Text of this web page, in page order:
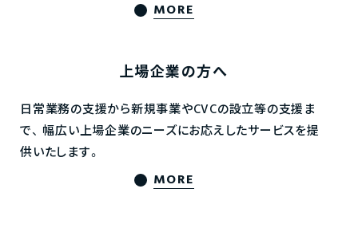
MORE
上場企業の方へ
日常業務の支援から新規事業やCVCの設立等の支援ま
で、 幅広い上場企業のニーズにお応えしたサービスを提
供いたします。
MORE